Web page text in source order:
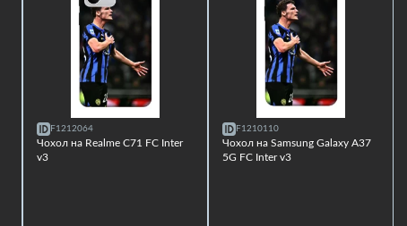
F1212064
Чохол на Realme C71 FC Inter
v3
F1210110
Чохол на Samsung Galaxy A37
5G FC Inter v3